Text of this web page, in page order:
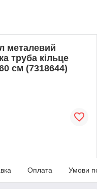
металевий
труба кільце
см (7318644)
Оплата Умови